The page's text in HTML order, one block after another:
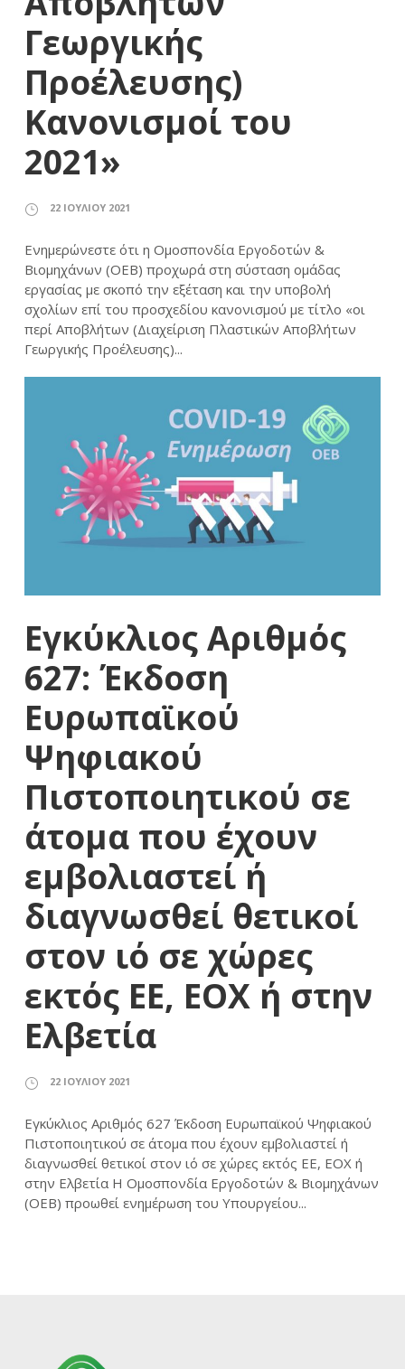
Γεωργικής
Προέλευσης)
Κανονισμοί του
2021»
22 ΙΟΥΛΊΟΥ 2021
Ενημερώνεστε ότι η Ομοσπονδία Εργοδοτών &
Βιομηχάνων (ΟΕΒ) προχωρά στη σύσταση ομάδας
εργασίας με σκοπό την εξέταση και την υποβολή
σχολίων επί του προσχεδίου κανονισμού με τίτλο «οι
περί Αποβλήτων (Διαχείριση Πλαστικών Αποβλήτων
Γεωργικής Προέλευσης)...
Εγκύκλιος Αριθμός
627: Έκδοση
Ευρωπαϊκού
Ψηφιακού
Πιστοποιητικού σε
άτομα που έχουν
εμβολιαστεί ή
διαγνωσθεί θετικοί
στον ιό σε χώρες
εκτός ΕΕ, ΕΟΧ ή στην
Ελβετία
22 ΙΟΥΛΊΟΥ 2021
Εγκύκλιος Αριθμός 627 Έκδοση Ευρωπαϊκού Ψηφιακού
Πιστοποιητικού σε άτομα που έχουν εμβολιαστεί ή
διαγνωσθεί θετικοί στον ιό σε χώρες εκτός ΕΕ, ΕΟΧ ή
στην Ελβετία Η Ομοσπονδία Εργοδοτών & Βιομηχάνων
(ΟΕΒ) προωθεί ενημέρωση του Υπουργείου...